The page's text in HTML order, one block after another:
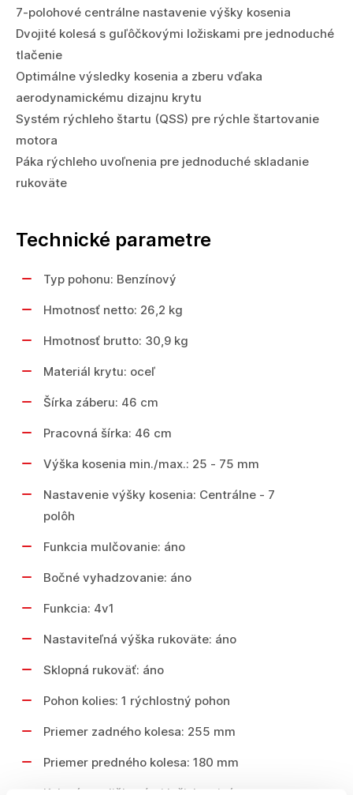
7-polohové centrálne nastavenie výšky kosenia
Dvojité kolesá s guľôčkovými ložiskami pre jednoduché
tlačenie
Optimálne výsledky kosenia a zberu vďaka
aerodynamickému dizajnu krytu
Systém rýchleho štartu (QSS) pre rýchle štartovanie
motora
Páka rýchleho uvoľnenia pre jednoduché skladanie
rukoväte
Technické parametre
Typ pohonu: Benzínový
Hmotnosť netto: 26,2 kg
Hmotnosť brutto: 30,9 kg
Materiál krytu: oceľ
Šírka záberu: 46 cm
Pracovná šírka: 46 cm
Výška kosenia min./max.: 25 - 75 mm
Nastavenie výšky kosenia: Centrálne - 7
polôh
Funkcia mulčovanie: áno
Bočné vyhadzovanie: áno
Funkcia: 4v1
Nastaviteľná výška rukoväte: áno
Sklopná rukoväť: áno
Pohon kolies: 1 rýchlostný pohon
Priemer zadného kolesa: 255 mm
Priemer predného kolesa: 180 mm